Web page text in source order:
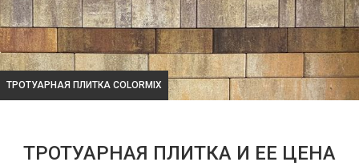
ТРОТУАРНАЯ ПЛИТКА COLORMIX
ТРОТУАРНАЯ ПЛИТКА И ЕЕ ЦЕНА